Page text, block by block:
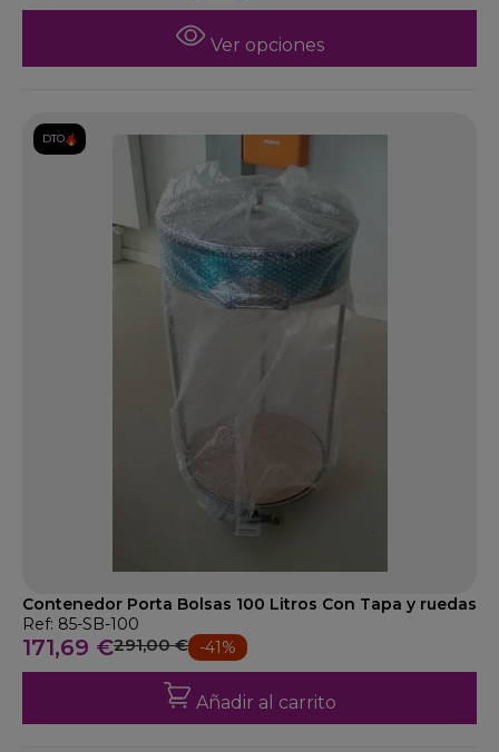
Ver opciones
DTO.
Contenedor Porta Bolsas 100 Litros Con Tapa y ruedas
Ref: 85-SB-100
171,69 €291,00 € -41%
Añadir al carrito